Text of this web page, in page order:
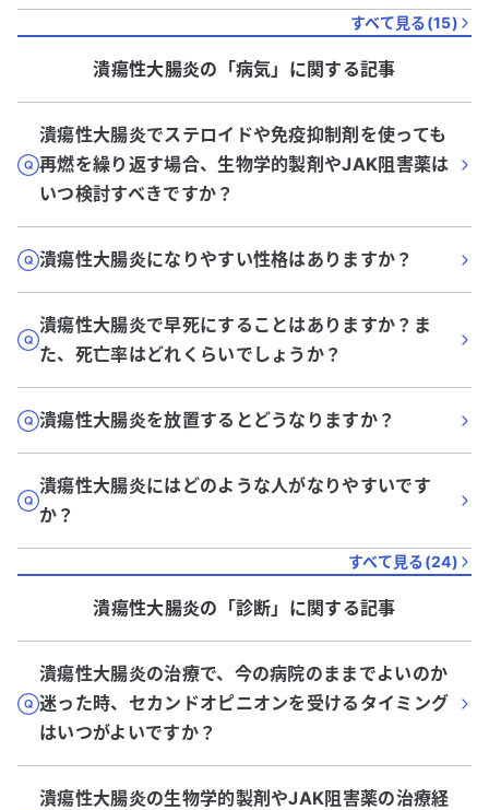
すべて見る(15)
潰瘍性大腸炎の「病気」に関する記事
潰瘍性大腸炎でステロイドや免疫抑制剤を使っても
再燃を繰り返す場合、生物学的製剤やJAK阻害薬は
いつ検討すべきですか？
潰瘍性大腸炎になりやすい性格はありますか？
潰瘍性大腸炎で早死にすることはありますか？ま
た、死亡率はどれくらいでしょうか？
潰瘍性大腸炎を放置するとどうなりますか？
潰瘍性大腸炎にはどのような人がなりやすいです
か？
すべて見る(24)
潰瘍性大腸炎の「診断」に関する記事
潰瘍性大腸炎の治療で、今の病院のままでよいのか
迷った時、セカンドオピニオンを受けるタイミング
はいつがよいですか？
潰瘍性大腸炎の生物学的製剤やJAK阻害薬の治療経